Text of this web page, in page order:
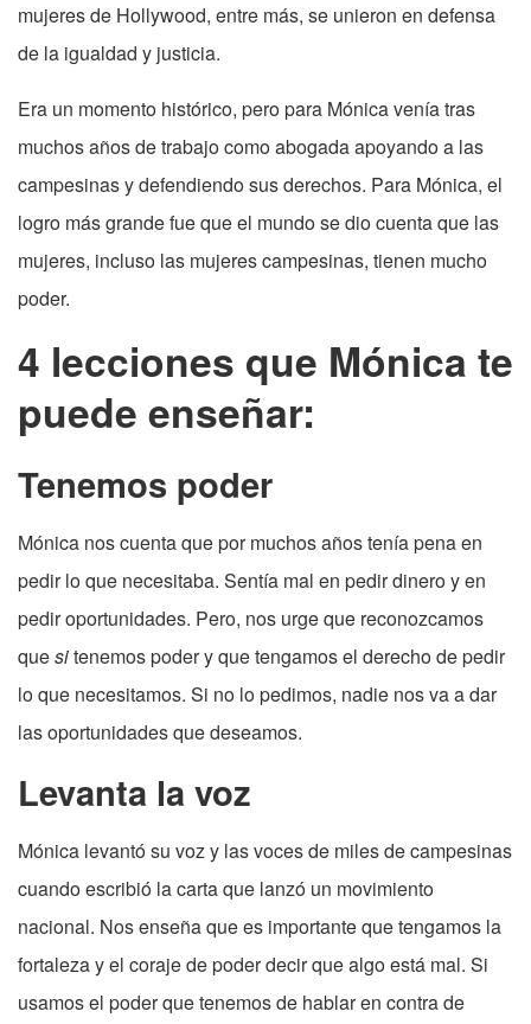
mujeres de Hollywood, entre más, se unieron en defensa
de la igualdad y justicia.
Era un momento histórico, pero para Mónica venía tras
muchos años de trabajo como abogada apoyando a las
campesinas y defendiendo sus derechos. Para Mónica, el
logro más grande fue que el mundo se dio cuenta que las
mujeres, incluso las mujeres campesinas, tienen mucho
poder.
4 lecciones que Mónica te
puede enseñar:
Tenemos poder
Mónica nos cuenta que por muchos años tenía pena en
pedir lo que necesitaba. Sentía mal en pedir dinero y en
pedir oportunidades. Pero, nos urge que reconozcamos
quesitenemos poder y que tengamos el derecho de pedir
lo que necesitamos. Si no lo pedimos, nadie nos va a dar
las oportunidades que deseamos.
Levanta la voz
Mónica levantó su voz y las voces de miles de campesinas
cuando escribió la carta que lanzó un movimiento
nacional. Nos enseña que es importante que tengamos la
fortaleza y el coraje de poder decir que algo está mal. Si
usamos el poder que tenemos de hablar en contra de